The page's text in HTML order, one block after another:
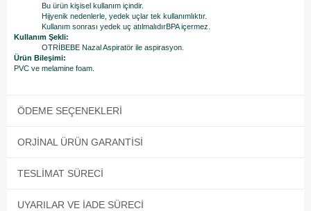
Bu ürün kişisel kullanım içindir.
Hijyenik nedenlerle, yedek uçlar tek kullanımlıktır.
Kullanım sonrası yedek uç atılmalıdırBPA içermez.
Kullanım Şekli:
OTRİBEBE Nazal Aspiratör ile aspirasyon.
Ürün Bileşimi:
PVC ve melamine foam.
ÖDEME SEÇENEKLERI
ORJINAL ÜRÜN GARANTISI
TESLIMAT SÜRECI
UYARILAR VE İADE SÜRECI